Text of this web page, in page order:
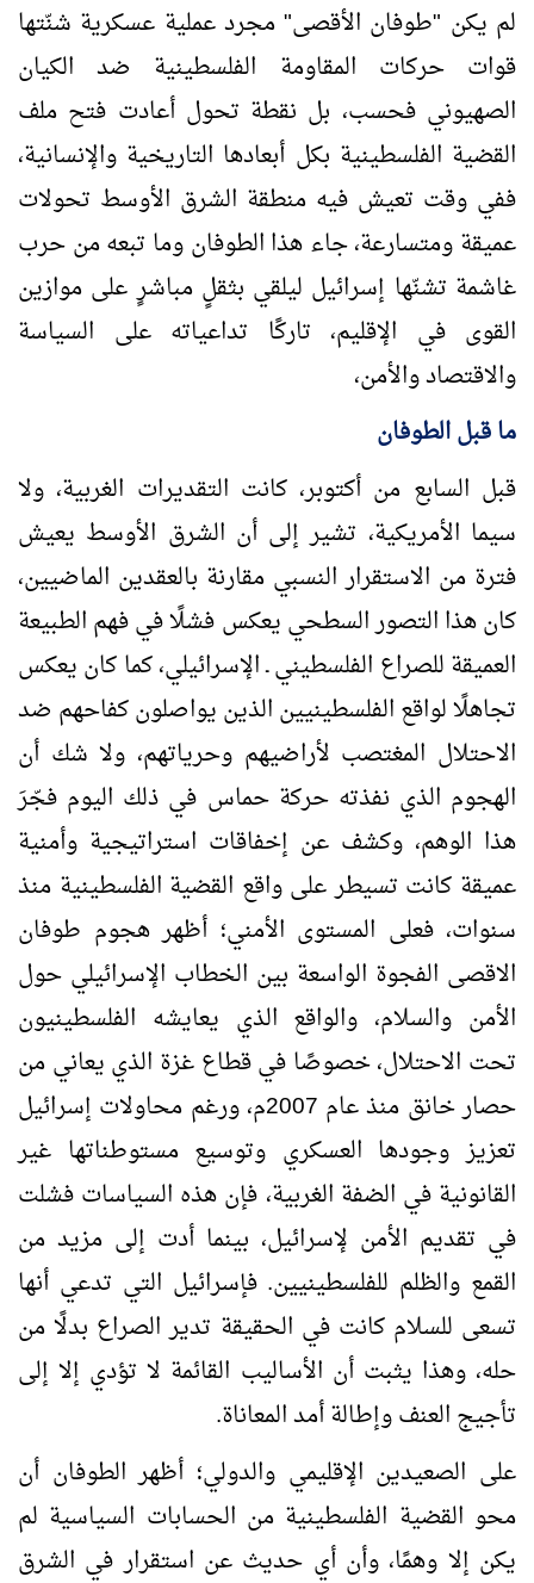
لم يكن "طوفان الأقصى" مجرد عملية عسكرية شنّتها
قوات حركات المقاومة الفلسطينية ضد الكيان
الصهيوني فحسب، بل نقطة تحول أعادت فتح ملف
القضية الفلسطينية بكل أبعادها التاريخية والإنسانية،
ففي وقت تعيش فيه منطقة الشرق الأوسط تحولات
عميقة ومتسارعة، جاء هذا الطوفان وما تبعه من حرب
غاشمة تشنّها إسرائيل ليلقي بثقلٍ مباشرٍ على موازين
القوى في الإقليم، تاركًا تداعياته على السياسة
والاقتصاد والأمن،
ما قبل الطوفان
قبل السابع من أكتوبر، كانت التقديرات الغربية، ولا
سيما الأمريكية، تشير إلى أن الشرق الأوسط يعيش
فترة من الاستقرار النسبي مقارنة بالعقدين الماضيين،
كان هذا التصور السطحي يعكس فشلًا في فهم الطبيعة
العميقة للصراع الفلسطيني ـ الإسرائيلي، كما كان يعكس
تجاهلًا لواقع الفلسطينيين الذين يواصلون كفاحهم ضد
الاحتلال المغتصب لأراضيهم وحرياتهم، ولا شك أن
الهجوم الذي نفذته حركة حماس في ذلك اليوم فجّرَ
هذا الوهم، وكشف عن إخفاقات استراتيجية وأمنية
عميقة كانت تسيطر على واقع القضية الفلسطينية منذ
سنوات، فعلى المستوى الأمني؛ أظهر هجوم طوفان
الاقصى الفجوة الواسعة بين الخطاب الإسرائيلي حول
الأمن والسلام، والواقع الذي يعايشه الفلسطينيون
تحت الاحتلال، خصوصًا في قطاع غزة الذي يعاني من
حصار خانق منذ عام 2007م، ورغم محاولات إسرائيل
تعزيز وجودها العسكري وتوسيع مستوطناتها غير
القانونية في الضفة الغربية، فإن هذه السياسات فشلت
في تقديم الأمن لإسرائيل، بينما أدت إلى مزيد من
القمع والظلم للفلسطينيين. فإسرائيل التي تدعي أنها
تسعى للسلام كانت في الحقيقة تدير الصراع بدلًا من
حله، وهذا يثبت أن الأساليب القائمة لا تؤدي إلا إلى
تأجيج العنف وإطالة أمد المعاناة.
على الصعيدين الإقليمي والدولي؛ أظهر الطوفان أن
محو القضية الفلسطينية من الحسابات السياسية لم
يكن إلا وهمًا، وأن أي حديث عن استقرار في الشرق